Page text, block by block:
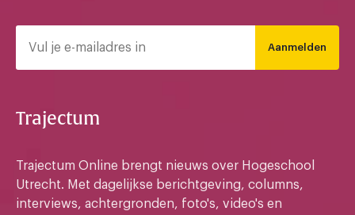
Aanmelden
Trajectum
Trajectum Online brengt nieuws over Hogeschool
Utrecht. Met dagelijkse berichtgeving, columns,
interviews, achtergronden, foto's, video's en